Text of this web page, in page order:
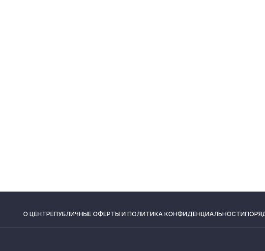
О ЦЕНТРЕПУБЛИЧНЫЕ ОФЕРТЫ И ПОЛИТИКА КОНФИДЕНЦИАЛЬНОСТИ